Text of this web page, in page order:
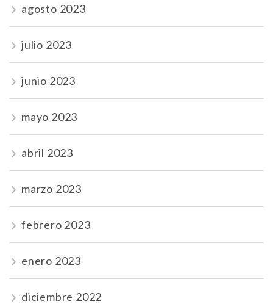
agosto 2023
julio 2023
junio 2023
mayo 2023
abril 2023
marzo 2023
febrero 2023
enero 2023
diciembre 2022